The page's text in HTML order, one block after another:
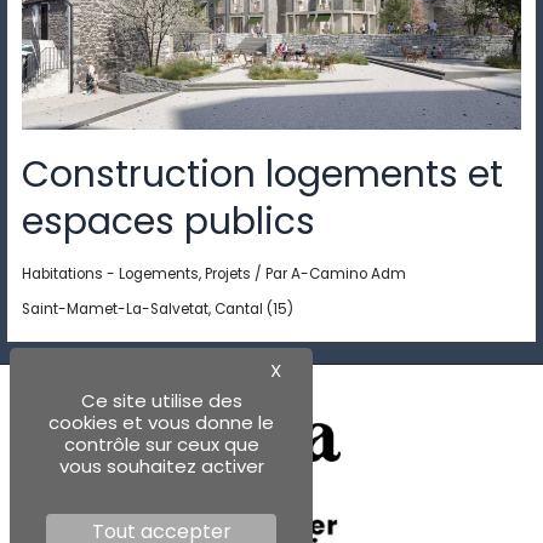
Construction logements et
espaces publics
Habitations - Logements,Projets / ParA-Camino Adm
Saint-Mamet-La-Salvetat, Cantal (15)
X
Ce site utilise des
cookies et vous donne le
contrôle sur ceux que
vous souhaitez activer
Tout accepter